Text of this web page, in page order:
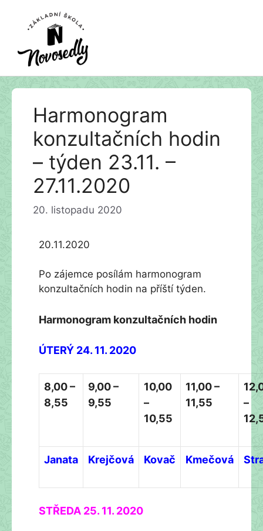
Přeskočit
Harmonogram
konzultačních hodin
– týden 23.11. –
27.11.2020
20. listopadu 2020
20.11.2020
Po zájemce posílám harmonogram
konzultačních hodin na příští týden.
Harmonogram konzultačních hodin
ÚTERÝ 24. 11. 2020
8,00 –
8,55
9,00 –
9,55
10,00
–
10,55
11,00 –
11,55
–
Janata Krejčová Kovač Kmečová
STŘEDA 25. 11. 2020